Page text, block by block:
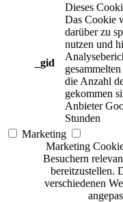
_gid
Dieses
Das Cookie
darüber zu
nutzen und
die Anzahl
gekommen
Anbieter
Stunden
Marketing
Marketing
Besuchern
bereitzustellen.
verschiedenen